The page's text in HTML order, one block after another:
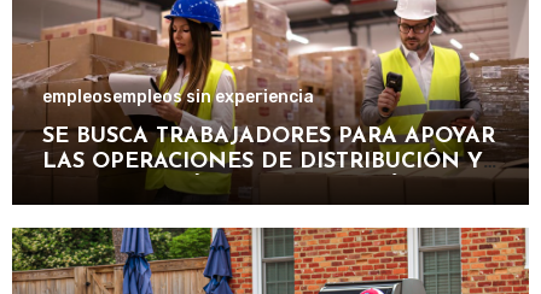
empleosempleos sin experiencia
SE BUSCA TRABAJADORES PARA APOYAR
LAS OPERACIONES DE DISTRIBUCIÓN Y
ORGANIZACIÓN DE PAQUETERÍA EN